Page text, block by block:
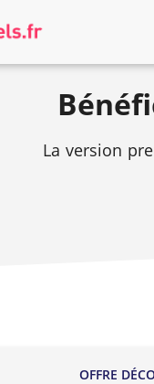
La version
OFFRE